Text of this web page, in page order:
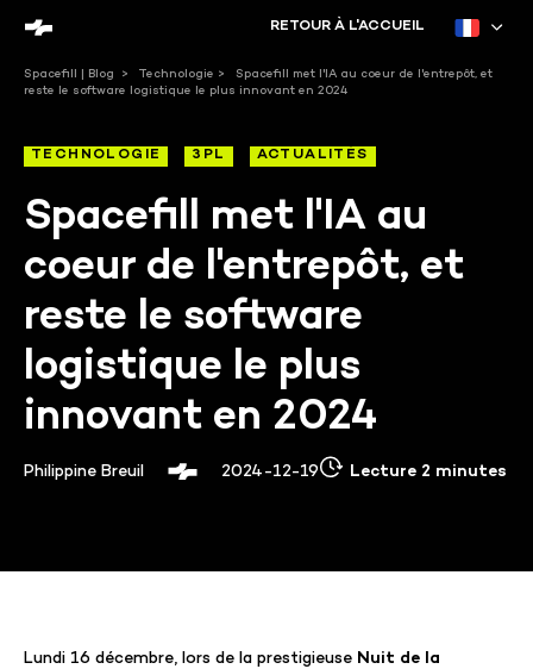
RETOUR À L'ACCUEIL
Spacefill | Blog > Technologie > Spacefill met l'IA au coeur de l'entrepôt, et
reste le software logistique le plus innovant en 2024
TECHNOLOGIE 3PL ACTUALITÉS
Spacefill met l'IA au
coeur de l'entrepôt, et
reste le software
logistique le plus
innovant en 2024
Philippine Breuil 2024-12-19 Lecture 2 minutes
Lundi 16 décembre, lors de la prestigieuse Nuit de la